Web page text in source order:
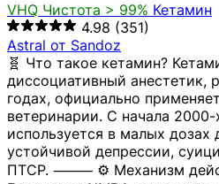
VHQ Чистота > 99% Кетамин
4.98 (351)
Astral от Sandoz
🧬 Что такое кетамин?
диссоциативный анестетик,
годах, официально
ветеринарии. С начала
используется в малых дозах
устойчивой депрессии,
ПТСР. ⸻ ⚙️ Механизм